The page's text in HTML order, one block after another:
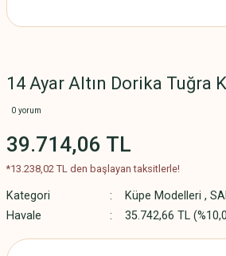
14 Ayar Altın Dorika Tuğra
0 yorum
39.714,06 TL
*13.238,02 TL den başlayan taksitlerle!
Kategori Küpe Modelleri ,
Havale
35.742,66 TL